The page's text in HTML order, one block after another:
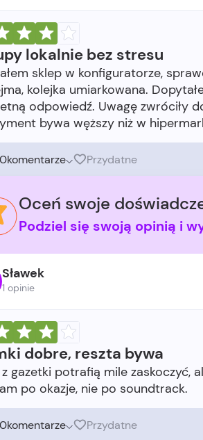
lokalnie bez stresu
sklep w konfiguratorze,
kolejka umiarkowana.
odpowiedź. Uwagę zwróciły
0komentarze Przydatne
Oceń swoje
Podziel się swoją opinią i
Sławek
1 opinie
dobre, reszta bywa
gazetki potrafią mile zaskoczyć,
0komentarze Przydatne